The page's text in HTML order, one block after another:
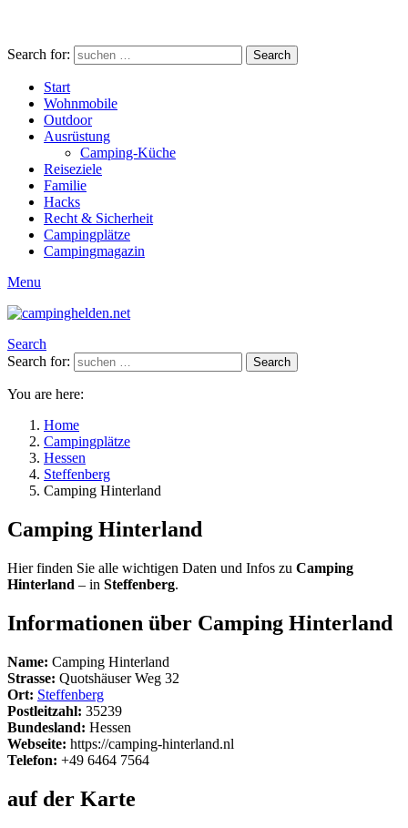
Search for: Search
Start
Wohnmobile
Outdoor
Ausrüstung
Camping-Küche
Reiseziele
Familie
Hacks
Recht & Sicherheit
Campingplätze
Campingmagazin
Menu
Search
Search for:
Search
You are here:
Home
Campingplätze
Hessen
Steffenberg
Camping Hinterland
Camping Hinterland
Hier finden Sie alle wichtigen Daten und Infos zu Camping
Hinterland – in Steffenberg.
Informationen über Camping Hinterland
Name: Camping Hinterland
Strasse: Quotshäuser Weg 32
Ort: Steffenberg
Postleitzahl: 35239
Bundesland: Hessen
Webseite: https://camping-hinterland.nl
Telefon: +49 6464 7564
auf der Karte